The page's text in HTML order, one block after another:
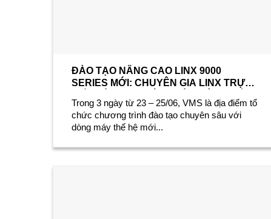
ĐÀO TẠO NÂNG CAO LINX 9000
SERIES MỚI: CHUYÊN GIA LINX TRỰC
CHÂU Á TẠI VMS
Trong 3 ngày từ 23 – 25/06, VMS là địa điểm tổ
chức chương trình đào tạo chuyên sâu với
dòng máy thế hệ mới...